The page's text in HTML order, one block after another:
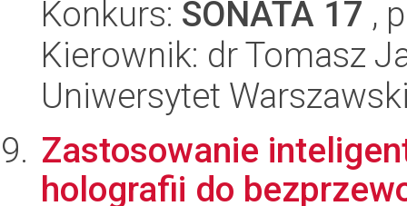
Konkurs: SONATA 17 ,
Kierownik: dr Tomasz
Uniwersytet
Zastosowanie
holografii do